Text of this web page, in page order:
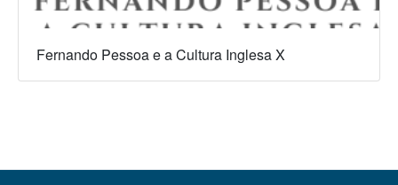
Fernando Pessoa e a Cultura Inglesa X